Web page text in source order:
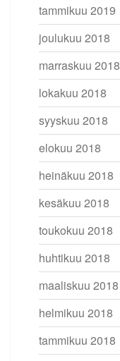
tammikuu 2019
joulukuu 2018
marraskuu 2018
lokakuu 2018
syyskuu 2018
elokuu 2018
heinäkuu 2018
kesäkuu 2018
toukokuu 2018
huhtikuu 2018
maaliskuu 2018
helmikuu 2018
tammikuu 2018